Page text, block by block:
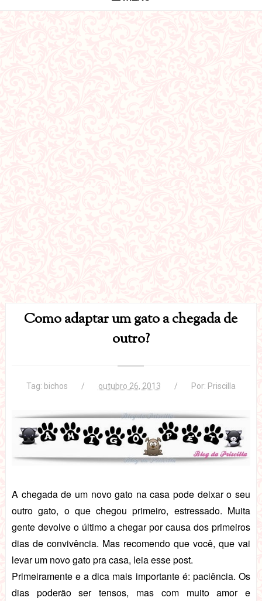
Como adaptar um gato a chegada de
outro?
Tag: bichos outubro 26, 2013 Por: Priscilla
A chegada de um novo gato na casa pode deixar o seu
outro gato, o que chegou primeiro, estressado. Muita
gente devolve o último a chegar por causa dos primeiros
dias de convivência. Mas recomendo que você, que vai
levar um novo gato pra casa, leia esse post.
Primeiramente e a dica mais importante é: paciência. Os
dias poderão ser tensos, mas com muito amor e